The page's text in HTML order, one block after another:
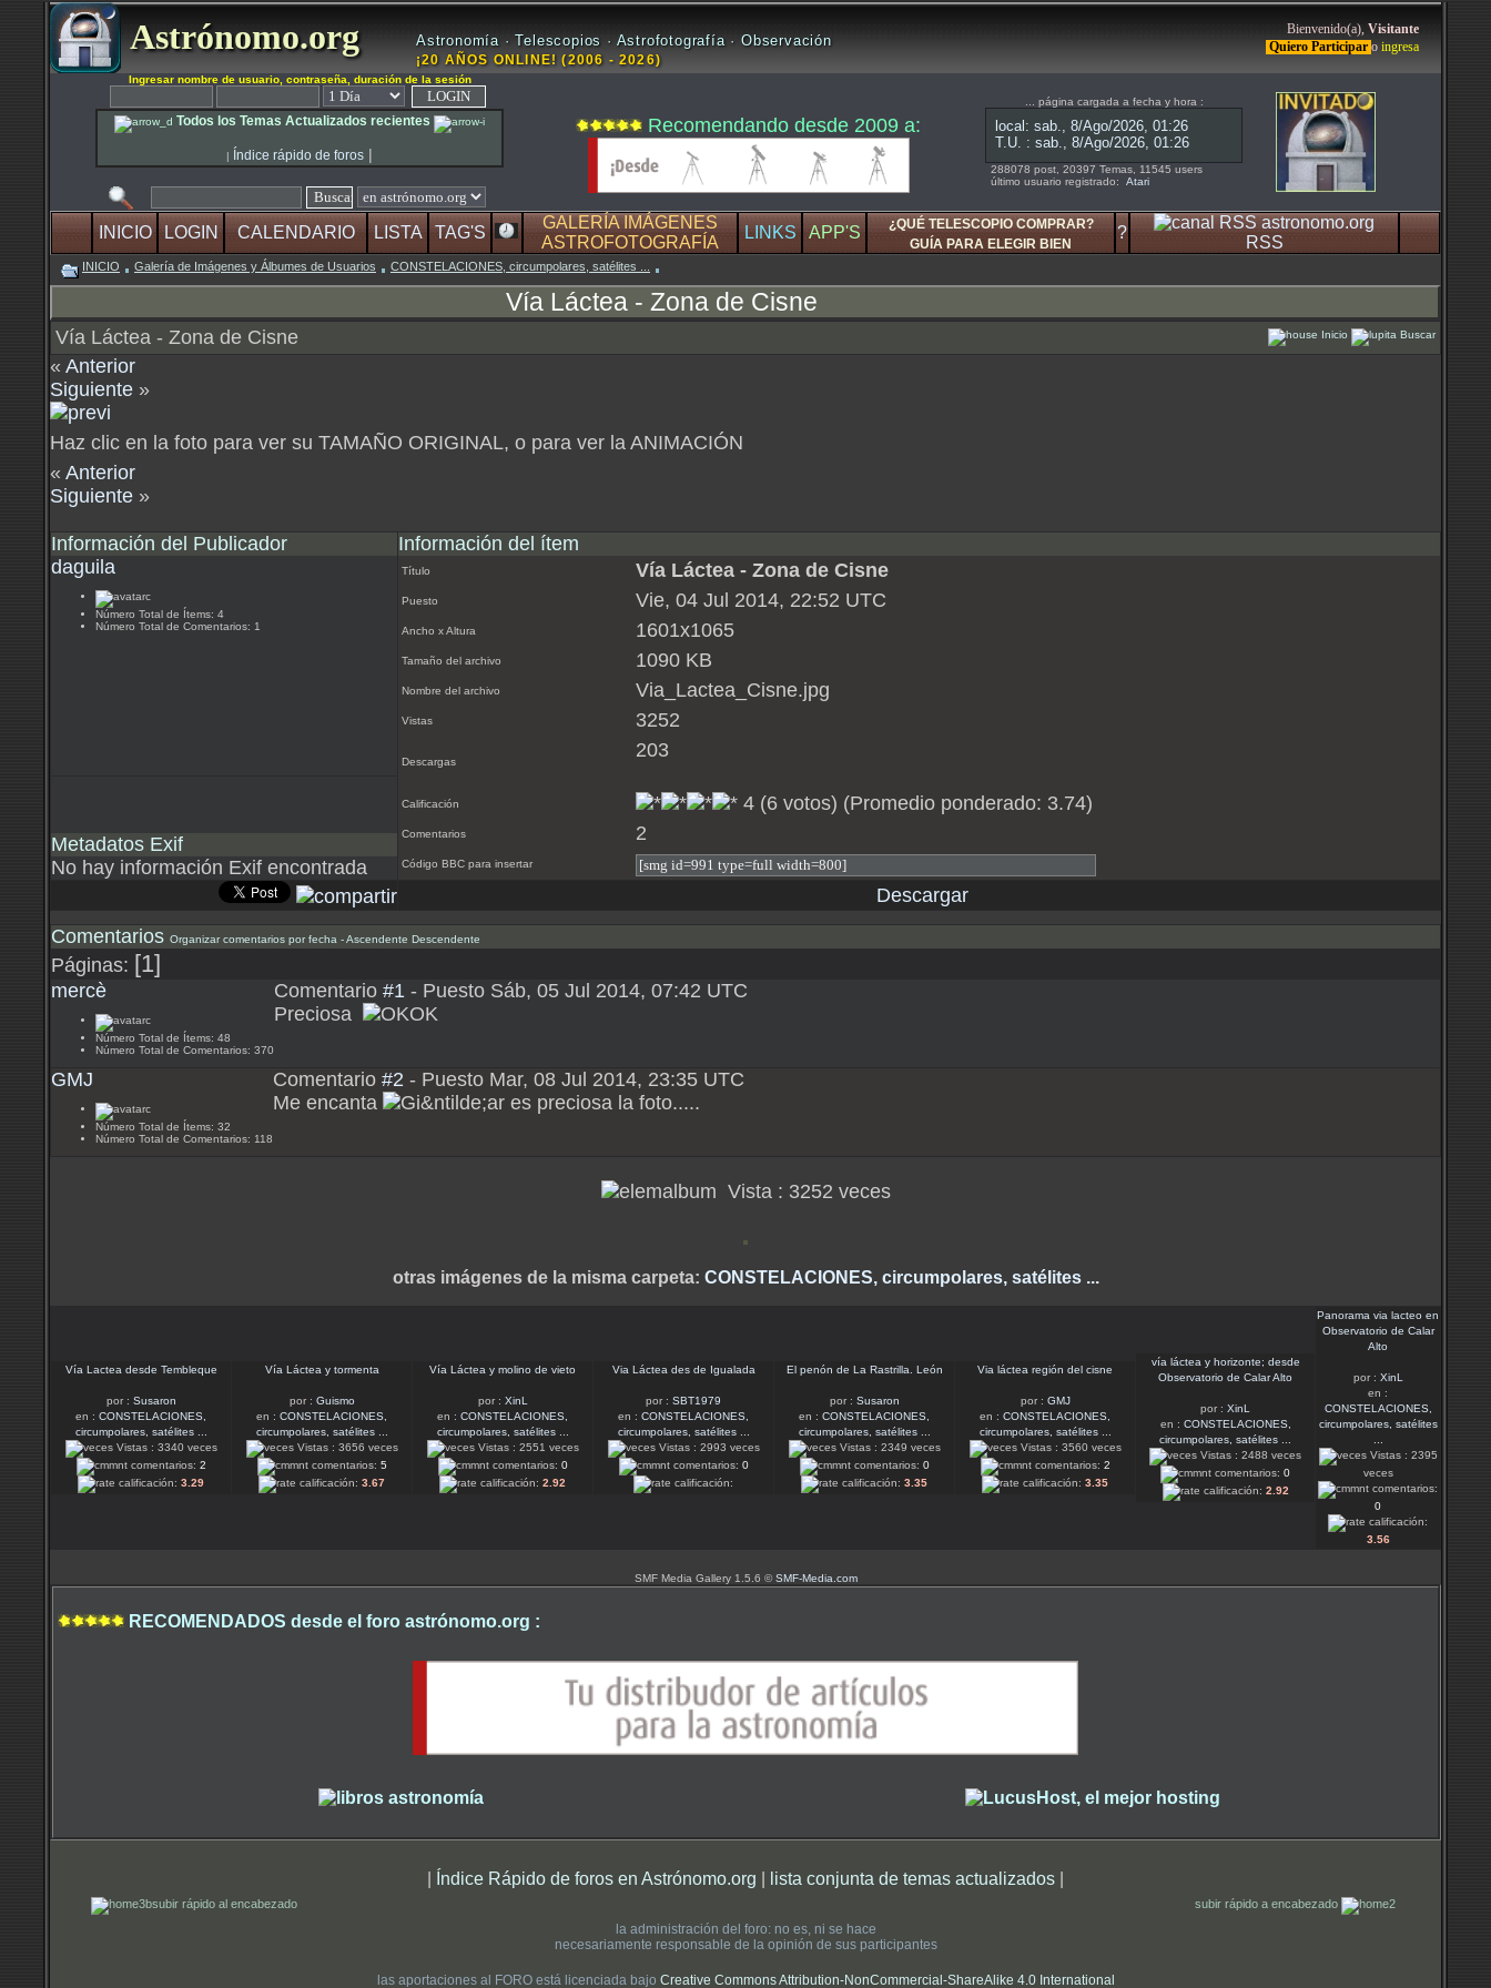
Astrónomo.org Astronomía · Telescopios · Astrofotografía · Observación
¡20 AÑOS ONLINE! (2006 - 2026)
Bienvenido(a), Visitante
Quiero Participar o ingresa
Ingresar nombre de usuario, contraseña, duración de la sesión
Todos los Temas Actualizados recientes
| Índice rápido de foros |
Recomendando desde 2009 a:
... página cargada a fecha y hora :
288078 post, 20397 Temas, 11545 users
último usuario registrado: Atari
INICIO LOGIN CALENDARIO LISTA TAG'S
GALERÍA IMÁGENES
ASTROFOTOGRAFÍA
LINKS APP'S
¿QUÉ TELESCOPIO COMPRAR?
GUÍA PARA ELEGIR BIEN
?
RSS
INICIO Galería de Imágenes y Álbumes de Usuarios CONSTELACIONES, circumpolares, satélites ...
Vía Láctea - Zona de Cisne
Vía Láctea - Zona de Cisne Inicio Buscar
« Anterior
Siguiente »
Haz clic en la foto para ver su TAMAÑO ORIGINAL, o para ver la ANIMACIÓN
« Anterior
Siguiente »
Información del Publicador
daguila
Número Total de Ítems: 4
Número Total de Comentarios: 1
Información del ítem
Título Vía Láctea - Zona de Cisne
Puesto Vie, 04 Jul 2014, 22:52 UTC
Ancho x Altura 1601x1065
Tamaño del archivo 1090 KB
Nombre del archivo Via_Lactea_Cisne.jpg
Vistas 3252
Descargas
203
Calificación 4 (6 votos) (Promedio ponderado: 3.74)
Comentarios 2
Código BBC para insertar
Metadatos Exif
No hay información Exif encontrada
Descargar
Comentarios Organizar comentarios por fecha -Ascendente Descendente
Páginas: [1]
mercè
Número Total de Ítems: 48
Número Total de Comentarios: 370
Comentario #1 - Puesto Sáb, 05 Jul 2014, 07:42 UTC
Preciosa
GMJ
Número Total de Ítems: 32
Número Total de Comentarios: 118
Comentario #2 - Puesto Mar, 08 Jul 2014, 23:35 UTC
Me encanta
es preciosa la foto.....
Vista : 3252 veces
otras imágenes de la misma carpeta: CONSTELACIONES, circumpolares, satélites ...
Vía Lactea desde Tembleque
por : Susaron
en : CONSTELACIONES,
circumpolares, satélites ...
Vistas : 3340 veces
comentarios: 2
calificación: 3.29
Vía Láctea y tormenta
por : Guismo
en : CONSTELACIONES,
circumpolares, satélites ...
Vistas : 3656 veces
comentarios: 5
calificación: 3.67
Vía Láctea y molino de vieto
por : XinL
en : CONSTELACIONES,
circumpolares, satélites ...
Vistas : 2551 veces
comentarios: 0
calificación: 2.92
Via Láctea des de Igualada
por : SBT1979
en : CONSTELACIONES,
circumpolares, satélites ...
Vistas : 2993 veces
comentarios: 0
calificación:
El penón de La Rastrilla. León
por : Susaron
en : CONSTELACIONES,
circumpolares, satélites ...
Vistas : 2349 veces
comentarios: 0
calificación: 3.35
Via láctea región del cisne
por : GMJ
en : CONSTELACIONES,
circumpolares, satélites ...
Vistas : 3560 veces
comentarios: 2
calificación: 3.35
vía láctea y horizonte; desde
Observatorio de Calar Alto
por : XinL
en : CONSTELACIONES,
circumpolares, satélites ...
Vistas : 2488 veces
comentarios: 0
calificación: 2.92
Panorama via lacteo en
Observatorio de Calar
Alto
por : XinL
en :
CONSTELACIONES,
circumpolares, satélites
Vistas : 2395
veces
comentarios:
0
calificación:
3.56
SMF Media Gallery 1.5.6 ©SMF-Media.com
RECOMENDADOS desde el foro astrónomo.org :
| Índice Rápido de foros en Astrónomo.org | lista conjunta de temas actualizados |
subir rápido al encabezado subir rápido a encabezado
la administración del foro: no es, ni se hace
necesariamente responsable de la opinión de sus participantes
las aportaciones al FORO está licenciada bajo Creative Commons Attribution-NonCommercial-ShareAlike 4.0 International